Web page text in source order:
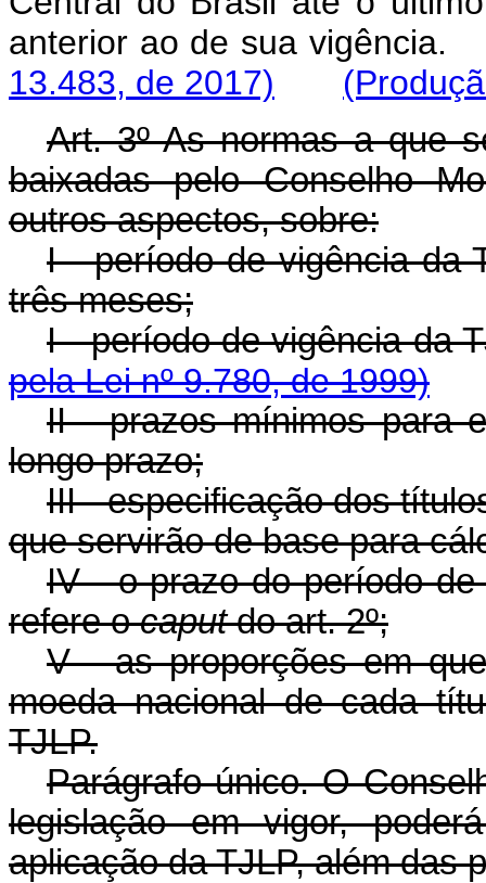
anterior ao de sua vigência.
13.483, de 2017)
Art. 3º As normas a que
baixadas pelo Conselho
outros aspectos, sobre:
I - período de vigência da
três meses;
I - período de
pela Lei nº 9.780, de 1999)
II - prazos mínimos para
longo prazo;
III - especificação dos
que servirão de base para
IV - o prazo do período
refere ocaputdo art. 2º;
V - as proporções em
moeda nacional de cada
TJLP.
Parágrafo único. O
legislação em vigor,
aplicação da TJLP, além das